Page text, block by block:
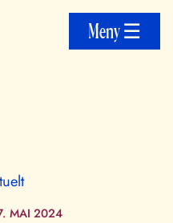
Meny ☰
MAI 2024